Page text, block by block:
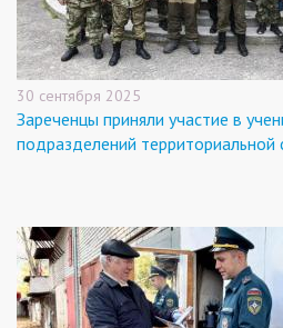
30 сентября 2025
Зареченцы приняли участие в
подразделений